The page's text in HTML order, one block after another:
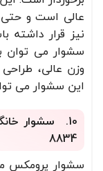
عالی است و
نیز قرار داشته
سشوار می توان
وزن عالی، طراحی
این سشوار می
8834